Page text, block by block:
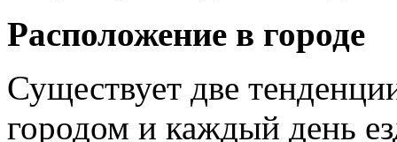
Расположение в городе
Существует две
городом и каждый день